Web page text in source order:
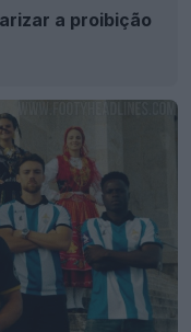
a proibição